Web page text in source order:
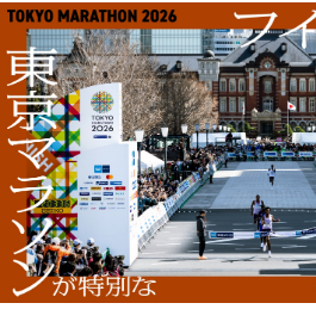
#注目のタグ
#SHOPPING ADDICT #憧れ
#ESSENTIAL DESIGNS #古
#NEW VINTAGE #マイナーグ
#路地裏てぃーん。
#GH 銘品の所以 #フイナムの
#Commune H